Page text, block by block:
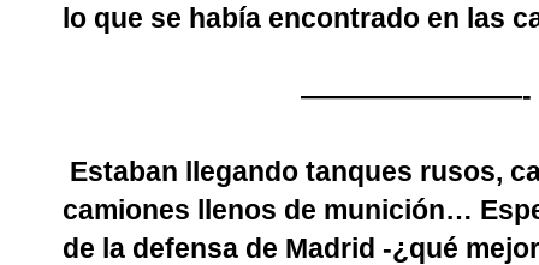
lo que se había encontrado en las
————————-
Estaban llegando tanques rusos,
camiones llenos de munición…
de la defensa de Madrid -¿qué